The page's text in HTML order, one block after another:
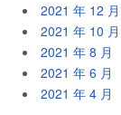
2021 年 12 月
2021 年 10 月
2021 年 8 月
2021 年 6 月
2021 年 4 月